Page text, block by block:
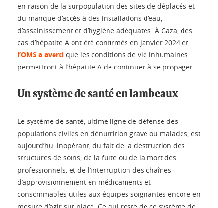
en raison de la surpopulation des sites de déplacés et
du manque d’accès à des installations d’eau,
d’assainissement et d’hygiène adéquates. À Gaza, des
cas d’hépatite A ont été confirmés en janvier 2024 et
l’OMS a averti que les conditions de vie inhumaines
permettront à l’hépatite A de continuer à se propager.
Un système de santé en lambeaux
Le système de santé, ultime ligne de défense des
populations civiles en dénutrition grave ou malades, est
aujourd’hui inopérant, du fait de la destruction des
structures de soins, de la fuite ou de la mort des
professionnels, et de l’interruption des chaînes
d’approvisionnement en médicaments et
consommables utiles aux équipes soignantes encore en
mesure d’agir sur place. Ce qui reste de ce système de